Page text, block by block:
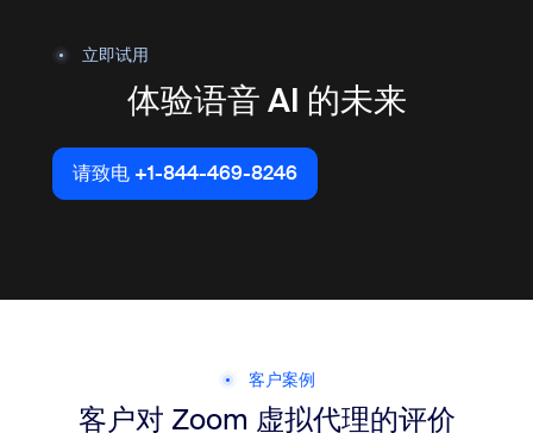
立即试用
体验语音 AI 的未来
请致电 +1-844-469-8246
请致电 +1-844-469-8246
客户案例
客户对 Zoom 虚拟代理的评价